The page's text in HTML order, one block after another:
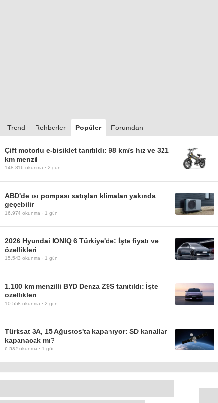
Trend Rehberler Popüler Forumdan
Çift motorlu e-bisiklet tanıtıldı: 98 km/s hız ve 321
km menzil
148.816 okunma · 2 gün
ABD'de ısı pompası satışları klimaları yakında
geçebilir
16.974 okunma · 1 gün
2026 Hyundai IONIQ 6 Türkiye'de: İşte fiyatı ve
özellikleri
15.543 okunma · 1 gün
1.100 km menzilli BYD Denza Z9S tanıtıldı: İşte
özellikleri
10.558 okunma · 2 gün
Türksat 3A, 15 Ağustos'ta kapanıyor: SD kanallar
kapanacak mı?
6.532 okunma · 1 gün